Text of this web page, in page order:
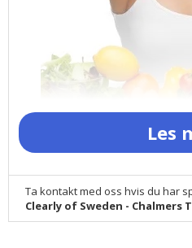
Les
Ta kontakt med oss hvis du har
Clearly of Sweden - Chalmers